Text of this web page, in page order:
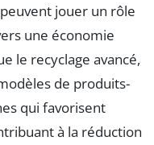
jouer un rôle
une économie
le recyclage avancé,
de produits-
qui favorisent
à la réduction